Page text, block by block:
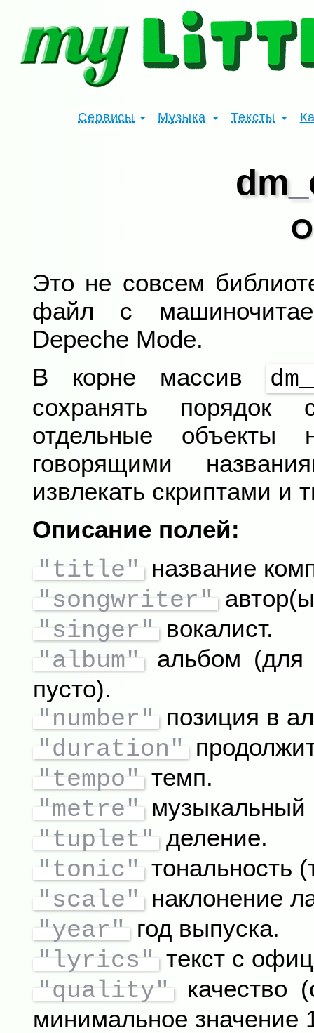
Сервисы Музыка Тексты
dm_
Это не совсем
файл с
Depeche Mode.
В корне массив
сохранять порядок
отдельные
говорящими
извлекать скриптами и
Описание полей:
"title" название
"songwriter"
"singer" вокалист.
"album" альбом (для
пусто).
"number" позиция в
"duration"
"tempo" темп.
"metre" музыкальный
"tuplet" деление.
"tonic" тональность
"scale" наклонение
"year" год выпуска.
"lyrics" текст с
"quality" качество
минимальное значение